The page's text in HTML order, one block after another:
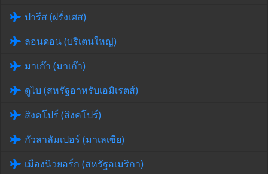
ปารีส (ฝรั่งเศส)
ลอนดอน (บริเตนใหญ่)
มาเก๊า (มาเก๊า)
ดูไบ (สหรัฐอาหรับเอมิเรตส์)
สิงคโปร์ (สิงคโปร์)
กัวลาลัมเปอร์ (มาเลเซีย)
เมืองนิวยอร์ก (สหรัฐอเมริกา)